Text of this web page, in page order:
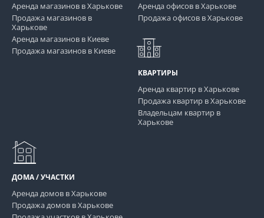
Аренда магазинов в Харькове
Продажа магазинов в
Харькове
Аренда магазинов в Киеве
Продажа магазинов в Киеве
Аренда офисов в Харькове
Продажа офисов в Харькове
КВАРТИРЫ
Аренда квартир в Харькове
Продажа квартир в Харькове
Владельцам квартир в
Харькове
ДОМА / УЧАСТКИ
Аренда домов в Харькове
Продажа домов в Харькове